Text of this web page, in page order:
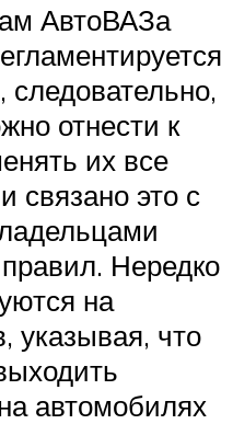
АвтоВАЗа
следовательно,
отнести к
их все
связано это с
Нередко
на
указывая, что
автомобилях